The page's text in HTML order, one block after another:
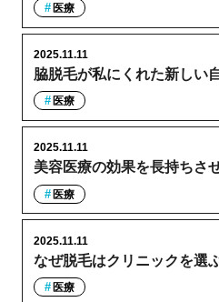
医療
脇脱毛が私にくれた新しい
2025.11.11
医療
美容医療の効果を長持ちさ
2025.11.11
医療
なぜ脱毛はクリニックを選
2025.11.11
医療